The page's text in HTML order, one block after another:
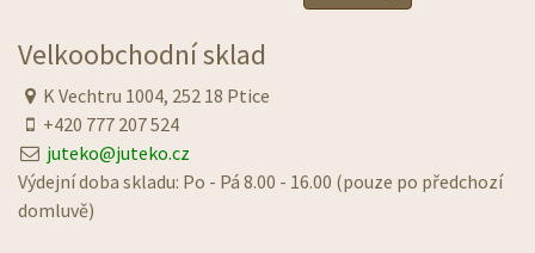
Velkoobchodní sklad
K Vechtru 1004, 252 18 Ptice
+420 777 207 524
juteko@juteko.cz
Výdejní doba skladu: Po - Pá 8.00 - 16.00 (pouze po předchozí
domluvě)